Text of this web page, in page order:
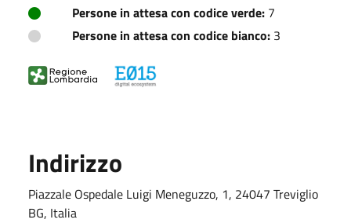
Persone in attesa con codice verde: 7
Persone in attesa con codice bianco: 3
Indirizzo
Piazzale Ospedale Luigi Meneguzzo, 1, 24047 Treviglio
BG, Italia